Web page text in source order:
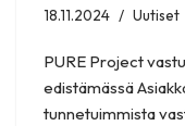
18.11.2024 Uutiset
PURE Project
edistämässä
tunnetuimmista